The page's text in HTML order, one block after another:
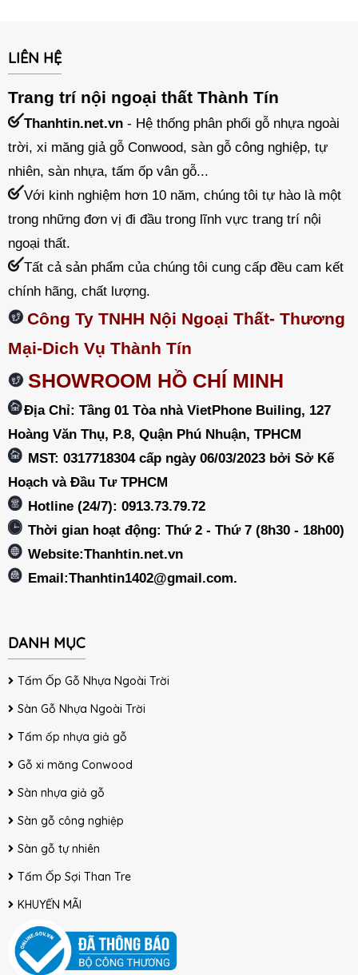
LIÊN HỆ
Trang trí nội ngoại thất Thành Tín
Thanhtin.net.vn - Hệ thống phân phối gỗ nhựa ngoài
trời, xi măng giả gỗ Conwood, sàn gỗ công nghiệp, tự
nhiên, sàn nhựa, tấm ốp vân gỗ...
Với kinh nghiệm hơn 10 năm, chúng tôi tự hào là một
trong những đơn vị đi đầu trong lĩnh vực trang trí nội
ngoại thất.
Tất cả sản phẩm của chúng tôi cung cấp đều cam kết
chính hãng, chất lượng.
Công Ty TNHH Nội Ngoại Thất- Thương
Mại-Dich Vụ Thành Tín
SHOWROOM HỒ CHÍ MINH
Địa Chỉ: Tầng 01 Tòa nhà VietPhone Builing, 127
Hoàng Văn Thụ, P.8, Quận Phú Nhuận, TPHCM
MST: 0317718304 cấp ngày 06/03/2023 bởi Sở Kế
Hoạch và Đầu Tư TPHCM
Hotline (24/7): 0913.73.79.72
Thời gian hoạt động: Thứ 2 - Thứ 7 (8h30 - 18h00)
Website:Thanhtin.net.vn
Email:Thanhtin1402@gmail.com.
DANH MỤC
Tấm Ốp Gỗ Nhựa Ngoài Trời
Sàn Gỗ Nhựa Ngoài Trời
Tấm ốp nhựa giả gỗ
Gỗ xi măng Conwood
Sàn nhựa giả gỗ
Sàn gỗ công nghiệp
Sàn gỗ tự nhiên
Tấm Ốp Sợi Than Tre
KHUYẾN MÃI